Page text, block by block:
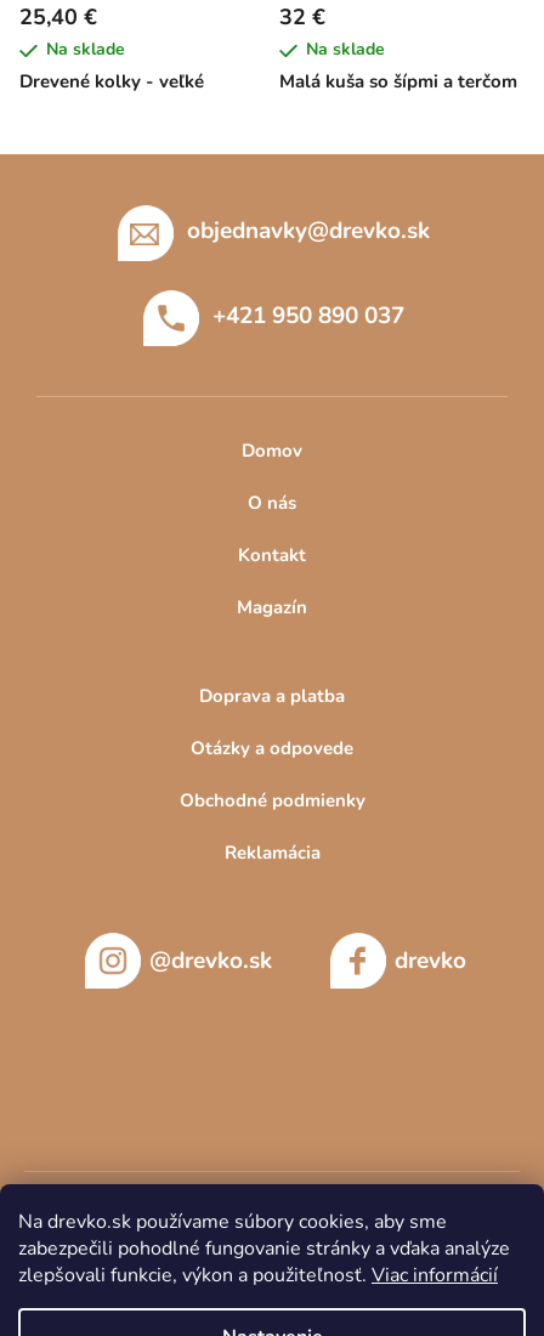
Na drevko.sk používame súbory cookies, aby sme
zabezpečili pohodlné fungovanie stránky a vďaka analýze
zlepšovali funkcie, výkon a použiteľnosť. Viac informácií
Drevené kolky - veľké
25,40 €
Na sklade
Malá kuša so šípmi a terčom
32 €
Na sklade
objednavky@drevko.sk
+421 950 890 037
Domov
O nás
Kontakt
Magazín
Doprava a platba
Otázky a odpovede
Obchodné podmienky
Reklamácia
@drevko.sk drevko